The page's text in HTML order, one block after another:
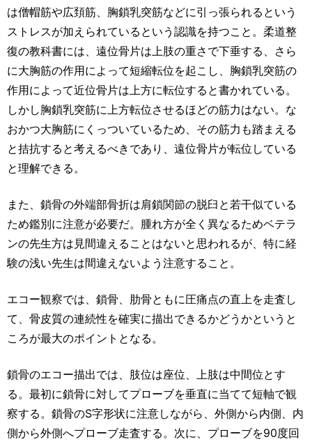
は僧帽筋や広頚筋、胸鎖乳突筋などに引っ張られるという
ストレスが加えられているという認識を持つこと。柔道整
復の教科書には、遠位骨片は上肢の重さで下垂する、さら
に大胸筋の作用によって短縮転位を起こし、胸鎖乳突筋の
作用によって近位骨片は上方に転位すると書かれている。
しかし胸鎖乳突筋に上方転位させるほどの筋力はない。な
おかつ大胸筋にくっついているため、その筋力も踏まえる
と拮抗すると考えるべきであり、遠位骨片が転位している
と理解できる。
また、鎖骨の外端部骨折は肩鎖関節の脱臼と若干似ている
ため鑑別に注意が必要だ。腫れ方が全く異なるためベテラ
ンの先生方は見間違えることはないと思われるが、特に経
験の浅い先生は間違えないよう注意すること。
エコー観察では、鎖骨、肋骨ともに圧痛点の直上を走査し
て、骨皮質の連続性を確実に描出できるかどうかというと
ころが最大のポイントとなる。
鎖骨のエコー描出では、肢位は座位、上肢は中間位とす
る。最初に鎖骨に対してプローブを垂直に当てて短軸で観
察する。鎖骨のS字形状に注意しながら、外側から内側、内
側から外側へプローブ走査する。次に、プローブを90度回